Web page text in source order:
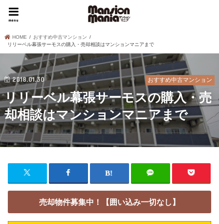
menu
HOME
おすすめ中古マンション
リリーベル幕張サーモスの購入・売却相談はマンションマニアまで
おすすめ中古マンション
2018.01.30
リリーベル幕張サーモスの購入・売
却相談はマンションマニアまで
売却物件募集中！【囲い込み一切なし】